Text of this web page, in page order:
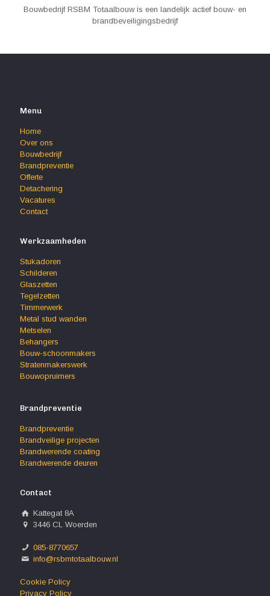
Bouwbedrijf RSBM Totaalbouw is een landelijk actief bouw- en
brandbeveiligingsbedrijf
Menu
Home
Over ons
Bouwbedrijf
Brandpreventie
Offerte
Detachering
Vacatures
Contact
Werkzaamheden
Stukadoren
Schilderen
Glaszetten
Tegelzetten
Timmerwerk
Metal stud wanden
Metselen
Behangers
Bouw-schoonmakers
Stratenmakerswerk
Bouwopruimers
Brandpreventie
Brandpreventie
Brandveilige projecten
Brandwerende coating
Brandwerende deuren
Contact
Kattegat 8A
3446 CL Woerden
085-8770657
info@rsbmtotaalbouw.nl
Cookie Policy
Privacy Policy